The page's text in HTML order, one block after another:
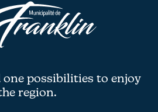
one possibilities to enjoy
region.